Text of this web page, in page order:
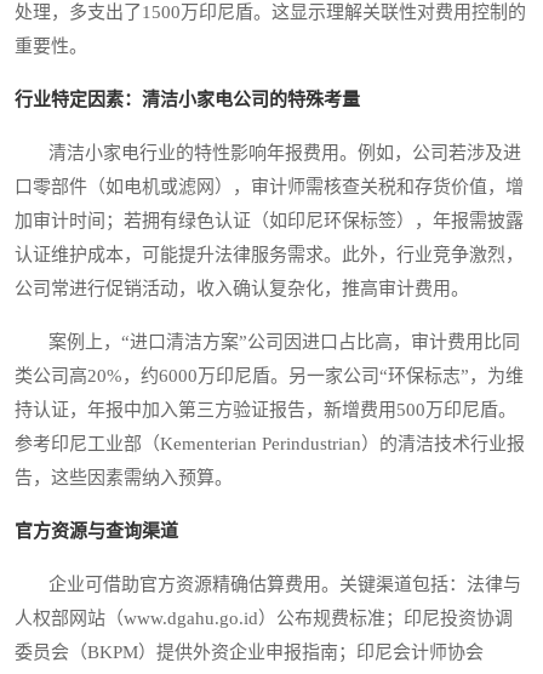
处理，多支出了1500万印尼盾。这显示理解关联性对费用控制的
重要性。
行业特定因素：清洁小家电公司的特殊考量
清洁小家电行业的特性影响年报费用。例如，公司若涉及进
口零部件（如电机或滤网），审计师需核查关税和存货价值，增
加审计时间；若拥有绿色认证（如印尼环保标签），年报需披露
认证维护成本，可能提升法律服务需求。此外，行业竞争激烈，
公司常进行促销活动，收入确认复杂化，推高审计费用。
案例上，“进口清洁方案”公司因进口占比高，审计费用比同
类公司高20%，约6000万印尼盾。另一家公司“环保标志”，为维
持认证，年报中加入第三方验证报告，新增费用500万印尼盾。
参考印尼工业部（Kementerian Perindustrian）的清洁技术行业报
告，这些因素需纳入预算。
官方资源与查询渠道
企业可借助官方资源精确估算费用。关键渠道包括：法律与
人权部网站（www.dgahu.go.id）公布规费标准；印尼投资协调
委员会（BKPM）提供外资企业申报指南；印尼会计师协会